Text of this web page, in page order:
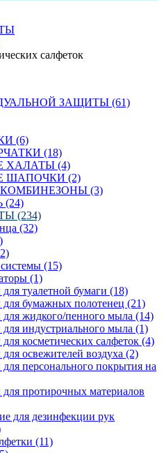
салфеток
ЗАЩИТЫ (61)
(6)
(18)
ХАЛАТЫ (4)
ШАПОЧКИ (2)
(3)
(234)
(32)
(15)
(1)
туалетной бумаги (18)
бумажных полотенец (21)
жидкого/пенного мыла (14)
индустриального мыла (1)
косметических салфеток (4)
освежителей воздуха (2)
персонального покрытия на
протирочных материалов
для дезинфекции рук
(11)